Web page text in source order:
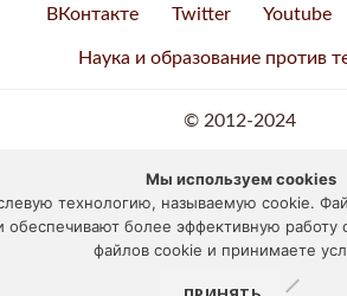
ВКонтакте Twitter Youtube
Наука и образование против
© 2012-2024
117133, г. Москва, ул. Академика
Отправить письмо, Тел.:+7 (495)
Мы используем cookies
технологию, называемую cookie.
более эффективную работу
файлов cookie и принимаете